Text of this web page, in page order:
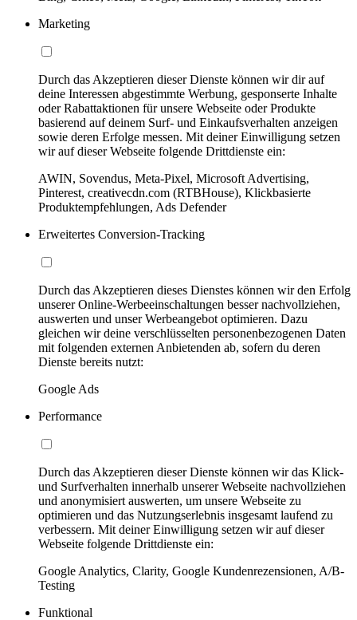
Marketing
Durch das Akzeptieren dieser Dienste können wir dir auf
deine Interessen abgestimmte Werbung, gesponserte Inhalte
oder Rabattaktionen für unsere Webseite oder Produkte
basierend auf deinem Surf- und Einkaufsverhalten anzeigen
sowie deren Erfolge messen. Mit deiner Einwilligung setzen
wir auf dieser Webseite folgende Drittdienste ein:
AWIN, Sovendus, Meta-Pixel, Microsoft Advertising,
Pinterest, creativecdn.com (RTBHouse), Klickbasierte
Produktempfehlungen, Ads Defender
Erweitertes Conversion-Tracking
Durch das Akzeptieren dieses Dienstes können wir den Erfolg
unserer Online-Werbeeinschaltungen besser nachvollziehen,
auswerten und unser Werbeangebot optimieren. Dazu
gleichen wir deine verschlüsselten personenbezogenen Daten
mit folgenden externen Anbietenden ab, sofern du deren
Dienste bereits nutzt:
Google Ads
Performance
Durch das Akzeptieren dieser Dienste können wir das Klick-
und Surfverhalten innerhalb unserer Webseite nachvollziehen
und anonymisiert auswerten, um unsere Webseite zu
optimieren und das Nutzungserlebnis insgesamt laufend zu
verbessern. Mit deiner Einwilligung setzen wir auf dieser
Webseite folgende Drittdienste ein:
Google Analytics, Clarity, Google Kundenrezensionen, A/B-
Testing
Funktional